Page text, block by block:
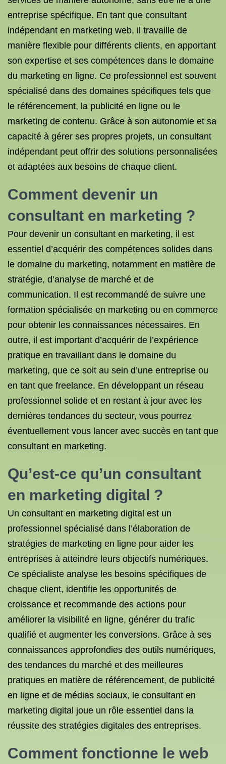
entreprise spécifique. En tant que consultant
indépendant en marketing web, il travaille de
manière flexible pour différents clients, en apportant
son expertise et ses compétences dans le domaine
du marketing en ligne. Ce professionnel est souvent
spécialisé dans des domaines spécifiques tels que
le référencement, la publicité en ligne ou le
marketing de contenu. Grâce à son autonomie et sa
capacité à gérer ses propres projets, un consultant
indépendant peut offrir des solutions personnalisées
et adaptées aux besoins de chaque client.
Comment devenir un
consultant en marketing ?
Pour devenir un consultant en marketing, il est
essentiel d’acquérir des compétences solides dans
le domaine du marketing, notamment en matière de
stratégie, d’analyse de marché et de
communication. Il est recommandé de suivre une
formation spécialisée en marketing ou en commerce
pour obtenir les connaissances nécessaires. En
outre, il est important d’acquérir de l’expérience
pratique en travaillant dans le domaine du
marketing, que ce soit au sein d’une entreprise ou
en tant que freelance. En développant un réseau
professionnel solide et en restant à jour avec les
dernières tendances du secteur, vous pourrez
éventuellement vous lancer avec succès en tant que
consultant en marketing.
Qu’est-ce qu’un consultant
en marketing digital ?
Un consultant en marketing digital est un
professionnel spécialisé dans l’élaboration de
stratégies de marketing en ligne pour aider les
entreprises à atteindre leurs objectifs numériques.
Ce spécialiste analyse les besoins spécifiques de
chaque client, identifie les opportunités de
croissance et recommande des actions pour
améliorer la visibilité en ligne, générer du trafic
qualifié et augmenter les conversions. Grâce à ses
connaissances approfondies des outils numériques,
des tendances du marché et des meilleures
pratiques en matière de référencement, de publicité
en ligne et de médias sociaux, le consultant en
marketing digital joue un rôle essentiel dans la
réussite des stratégies digitales des entreprises.
Comment fonctionne le web